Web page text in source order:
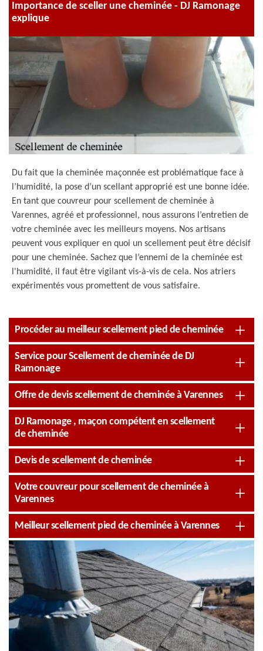
Importance de sceller une cheminée - DJ Ramonage
explique
Du fait que la cheminée maçonnée est problématique face à
l’humidité, la pose d’un scellant approprié est une bonne idée.
En tant que couvreur pour scellement de cheminée à
Varennes, agréé et professionnel, nous assurons l’entretien de
votre cheminée avec les meilleurs moyens. Nos artisans
peuvent vous expliquer en quoi un scellement peut être décisif
pour une cheminée. Sachez que l’ennemi de la cheminée est
l'humidité, il faut être vigilant vis-à-vis de cela. Nos atriers
expérimentés vous promettent de vous satisfaire.
Procéder au meilleur scellement pied de cheminée
Service pour Scellement de cheminée de DJ
Ramonage
Offre de devis scellement de cheminée à Varennes
DJ Ramonage , maçon compétent en scellement
de cheminée
Devis de scellement de cheminée
Votre couvreur pour scellement de cheminée à
Varennes
Meilleur scellement pied de cheminée à Varennes